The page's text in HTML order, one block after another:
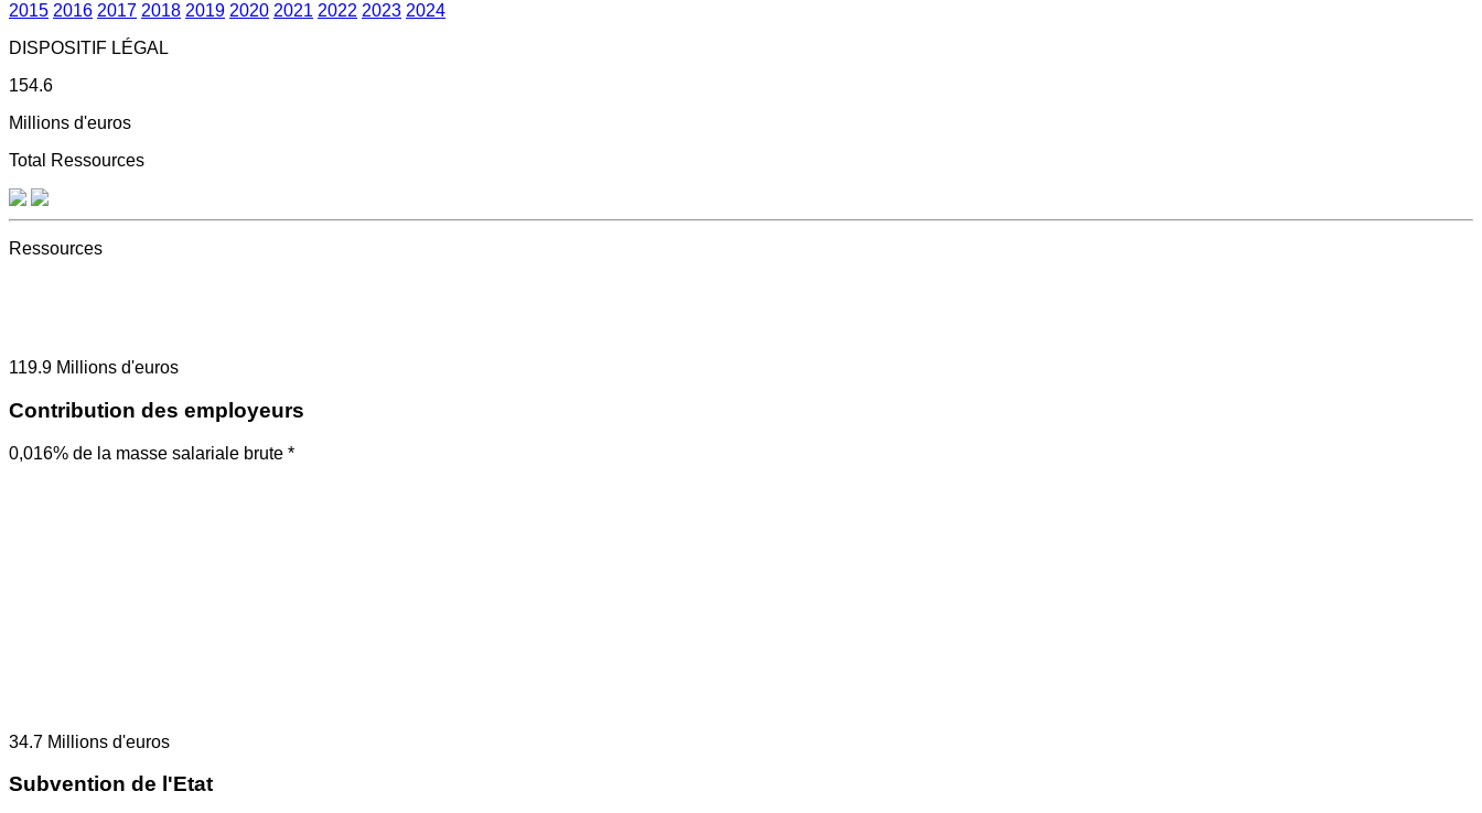
2015 2016 2017 2018 2019 2020 2021 2022 2023 2024
DISPOSITIF LÉGAL
154.6
Millions d'euros
Total Ressources
Ressources
119.9 Millions d'euros
Contribution des employeurs
0,016% de la masse salariale brute *
34.7 Millions d'euros
Subvention de l'Etat